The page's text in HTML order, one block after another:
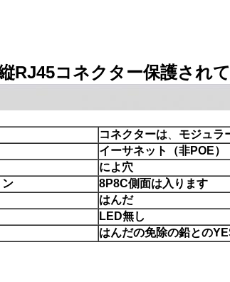
RJ45コネクター保護され
コネクターは
モジュラ
イーサネット（非POE）
によ穴
ン
8P8C側面は入ります
はんだ
LED無し
はんだの免除の鉛との